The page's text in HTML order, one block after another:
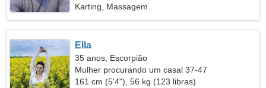
Karting, Massagem
Ella
35 anos, Escorpião
Mulher procurando um casal 37-47
161 cm (5'4"), 56 kg (123 libras)